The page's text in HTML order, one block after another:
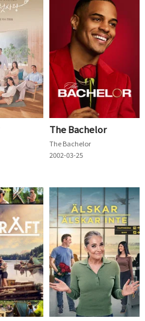
The Bachelor
The Bachelor
2002-03-25